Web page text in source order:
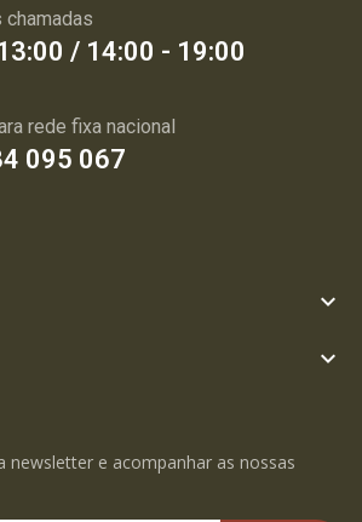
chamadas
/ 14:00 - 19:00
rede fixa nacional
095 067


newsletter e acompanhar as nossas